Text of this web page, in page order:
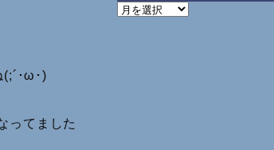
(;´･ω･)
ってました
ア